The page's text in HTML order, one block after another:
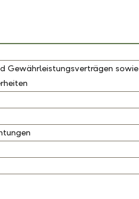
Gewährleistungsverträgen sowie